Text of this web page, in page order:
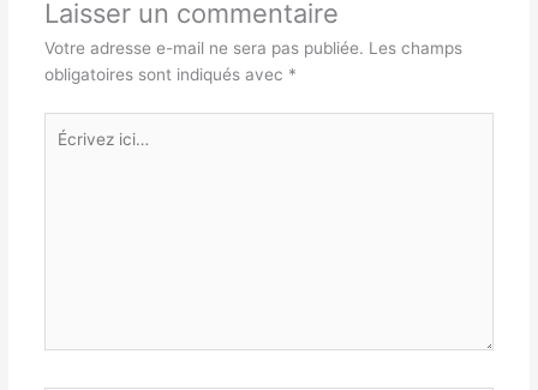
Laisser un commentaire
Votre adresse e-mail ne sera pas publiée. Les champs
obligatoires sont indiqués avec *
Écrivez
ici…